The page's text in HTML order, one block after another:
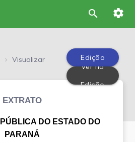
search settings
Visualizar
Edição
Ver na
Edição
EXTRATO
DO ESTADO DO
PARANÁ